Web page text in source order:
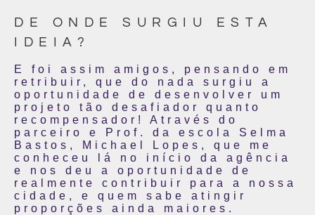
DE ONDE SURGIU ESTA
IDEIA?
E foi assim amigos, pensando em
retribuir, que do nada surgiu a
oportunidade de desenvolver um
projeto tão desafiador quanto
recompensador! Através do
parceiro e Prof. da escola Selma
Bastos, Michael Lopes, que me
conheceu lá no início da agência
e nos deu a oportunidade de
realmente contribuir para a nossa
cidade, e quem sabe atingir
proporções ainda maiores.